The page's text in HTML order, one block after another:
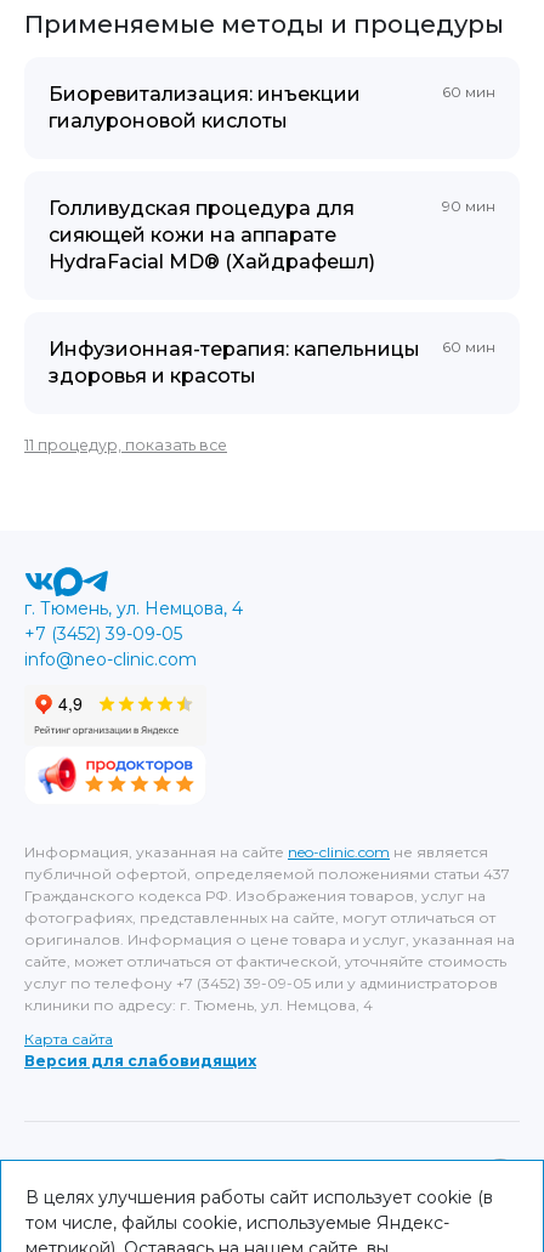
Применяемые методы и процедуры
Биоревитализация: инъекции
гиалуроновой кислоты
60 мин
Голливудская процедура для
сияющей кожи на аппарате
HydraFacial MD® (Хайдрафешл)
90 мин
Инфузионная-терапия: капельницы
здоровья и красоты
60 мин
11 процедур, показать все
Информация, указанная на сайте neo-clinic.com не является
публичной офертой, определяемой положениями статьи 437
Гражданского кодекса РФ. Изображения товаров, услуг на
фотографиях, представленных на сайте, могут отличаться от
оригиналов. Информация о цене товара и услуг, указанная на
сайте, может отличаться от фактической, уточняйте стоимость
услуг по телефону +7 (3452) 39-09-05 или у администраторов
клиники по адресу: г. Тюмень, ул. Немцова, 4
Карта сайта
Версия для слабовидящих
г. Тюмень, ул. Немцова, 4
+7 (3452) 39-09-05
info@neo-clinic.com
© NEO Clinic — 2026
КОНСУЛЬТАЦИЯ СПЕЦИАЛИСТА
В целях улучшения работы сайт использует cookie (в
том числе, файлы cookie, используемые Яндекс-